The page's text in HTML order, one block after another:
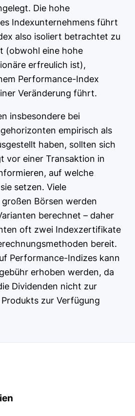
Die hohe
Indexunternehmens führt
also isoliert betrachtet zu
(obwohl eine hohe
erfreulich ist),
Performance-Index
Veränderung führt.
insbesondere bei
empirisch als
haben, sollten sich
vor einer Transaktion in
auf welche
setzen. Viele
Börsen werden
berechnet – daher
oft zwei Indexzertifikate
bereit.
Performance-Indizes kann
erhoben werden, da
Dividenden nicht zur
zur Verfügung